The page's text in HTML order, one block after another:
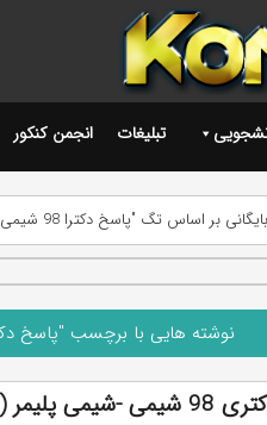
تبلیغات انجمن کنکور
بایگانی بر اساس تگ "پاسخ دکترا 98 شیمی -شیمی پلیمر"
نوشته هایی با برچسب "پاسخ دکترا 98 شیمی -شیمی
و پاسخ)